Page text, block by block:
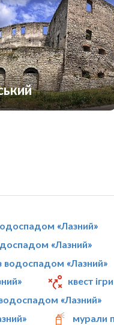
«Лазний»
«Лазний»
водоспадом «Лазний»
квест
«Лазний»
мурали